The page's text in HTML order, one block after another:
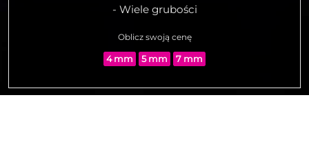
- Wiele grubości
Oblicz swoją cenę
4 mm 5 mm 7 mm